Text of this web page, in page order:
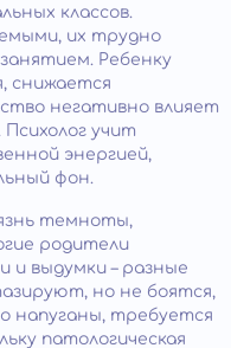
классов.
их трудно
Ребенку
снижается
негативно влияет
учит
энергией,
фон.
темноты,
родители
выдумки – разные
но не боятся,
напуганы, требуется
патологическая